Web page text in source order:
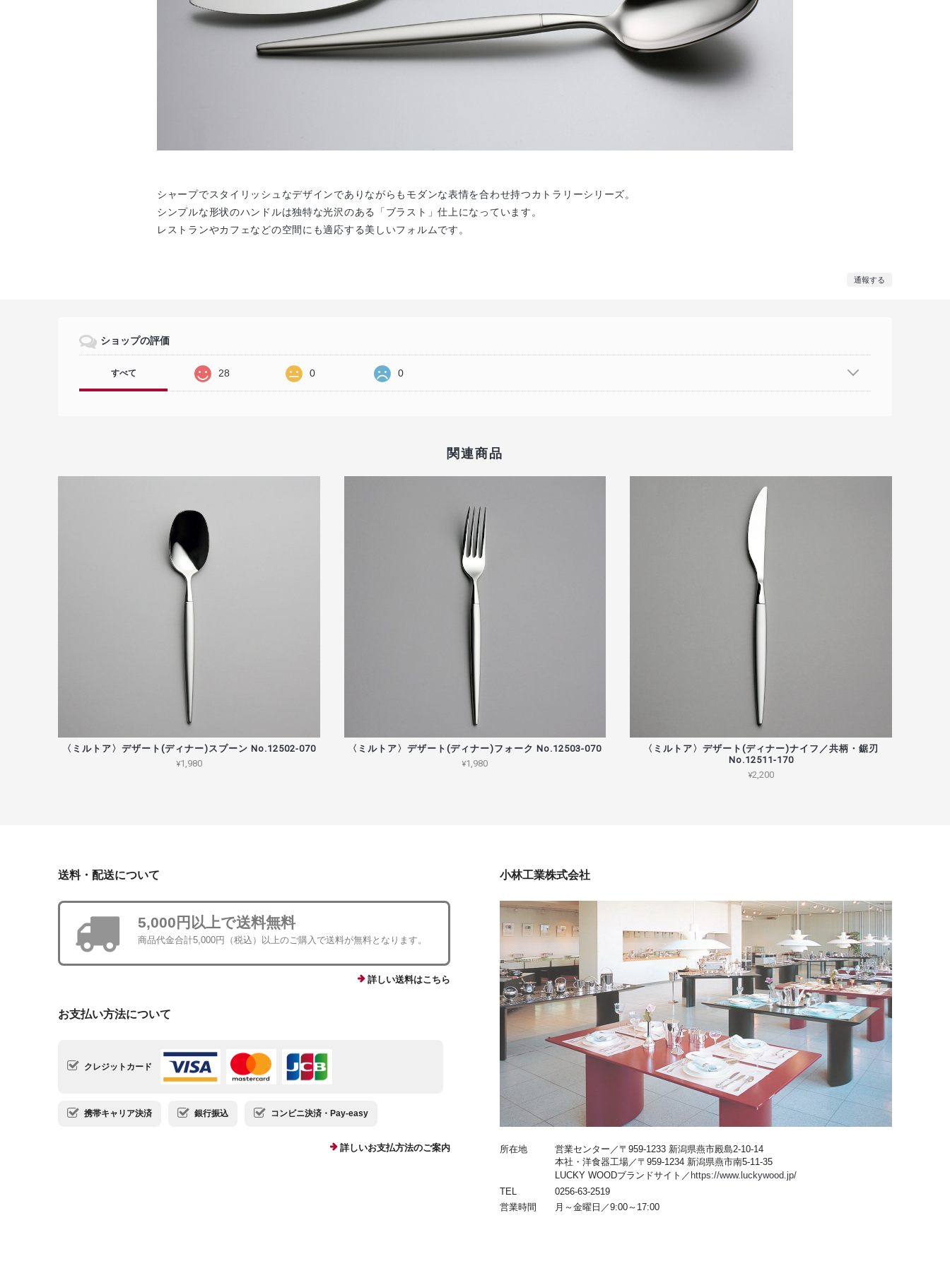
シャープでスタイリッシュなデザインでありながらもモダンな表情を合わせ持つカトラリーシリーズ。
シンプルな形状のハンドルは独特な光沢のある「ブラスト」仕上になっています。
レストランやカフェなどの空間にも適応する美しいフォルムです。
通報する
ショップの評価
すべて 28 0 0
関連商品
〈ミルトア〉デザート(ディナー)スプーン No.12502-070
¥1,980
〈ミルトア〉デザート(ディナー)フォーク No.12503-070
¥1,980
〈ミルトア〉デザート(ディナー)ナイフ／共柄・鋸刃
No.12511-170
¥2,200
送料・配送について
5,000円以上で送料無料
商品代金合計5,000円（税込）以上のご購入で送料が無料となります。
詳しい送料はこちら
お支払い方法について
クレジットカード
携帯キャリア決済 銀行振込 コンビニ決済・Pay-easy
詳しいお支払方法のご案内
小林工業株式会社
所在地
営業センター／〒959-1233 新潟県燕市殿島2-10-14
本社・洋食器工場／〒959-1234 新潟県燕市南5-11-35
LUCKY WOODブランドサイト／ https://www.luckywood.jp/
TEL
0256-63-2519
営業時間
月～金曜日／9:00～17:00